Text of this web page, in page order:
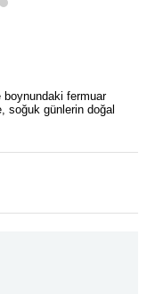
boynundaki fermuar
soğuk günlerin doğal